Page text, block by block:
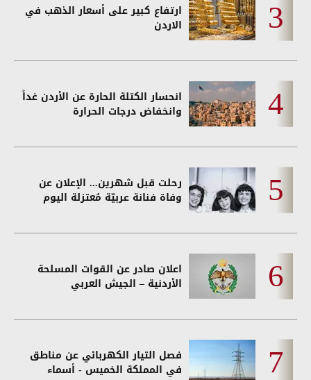
ارتفاع كبير على أسعار الذهب في
الاردن
انحسار الكتلة الحارة عن الأردن غداً
وانخفاض درجات الحرارة
رحلت قبل شهرين... الإعلان عن
وفاة فنانة عربيّة مُعتزلة اليوم
اعلان صادر عن القوات المسلحة
الأردنية – الجيش العربي
فصل التيار الكهربائي عن مناطق
في المملكة الخميس - أسماء